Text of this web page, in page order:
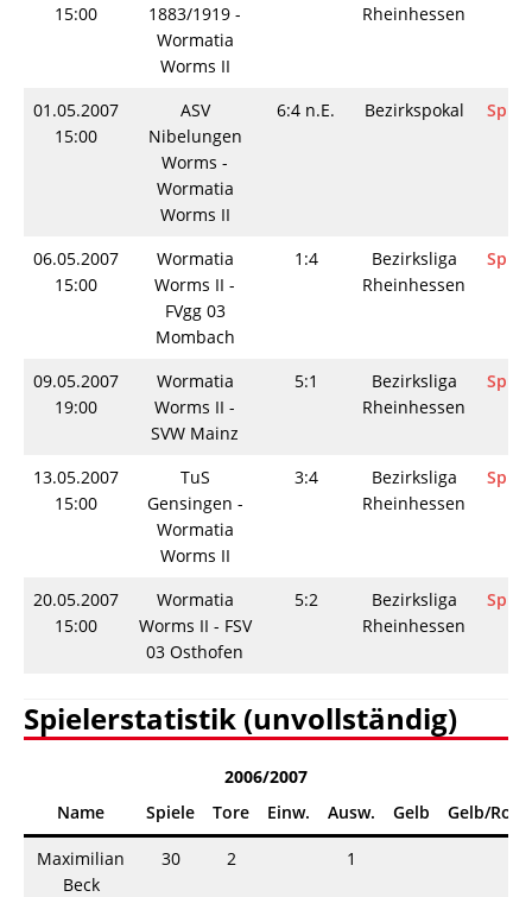
15:00
1883/1919 -
Wormatia
Worms II
Rheinhessen
01.05.2007
15:00
ASV
Nibelungen
Worms -
Wormatia
Worms II
6:4 n.E. Bezirkspokal
06.05.2007
15:00
Wormatia
Worms II -
FVgg 03
Mombach
1:4
Bezirksliga
Rheinhessen
09.05.2007
19:00
Wormatia
Worms II -
SVW Mainz
5:1
Bezirksliga
Rheinhessen
13.05.2007
15:00
TuS
Gensingen -
Wormatia
Worms II
3:4
Bezirksliga
Rheinhessen
20.05.2007
15:00
Wormatia
Worms II - FSV
03 Osthofen
5:2
Bezirksliga
Rheinhessen
Spielerstatistik (unvollständig)
2006/2007
Name
Spiele Tore Einw. Ausw. Gelb Gelb/Rot
Maximilian
Beck
30 2 1